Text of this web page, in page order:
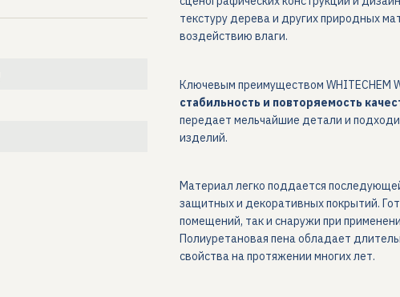
текстуру дерева и других природных
воздействию влаги.
Ключевым преимуществом WHITECHEM
стабильность и повторяемость
передает мельчайшие детали и
изделий.
Материал легко поддается
защитных и декоративных покрытий.
помещений, так и снаружи при
Полиуретановая пена обладает
свойства на протяжении многих лет.